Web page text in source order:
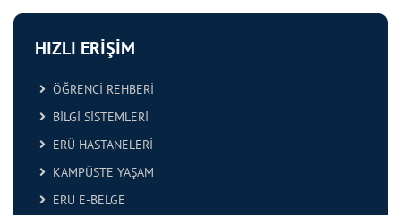
HIZLI ERİŞİM
ÖĞRENCİ REHBERİ
BİLGİ SİSTEMLERİ
ERÜ HASTANELERİ
KAMPÜSTE YAŞAM
ERÜ E-BELGE